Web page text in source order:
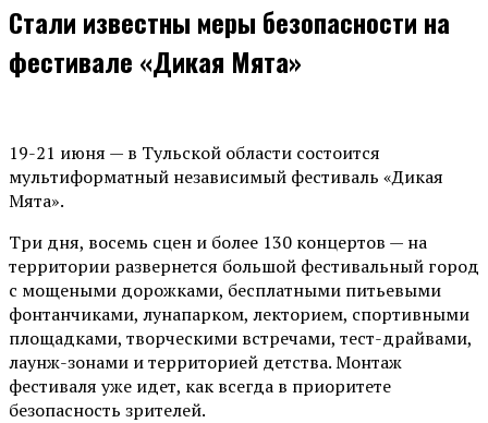
Стали известны меры безопасности на
фестивале «Дикая Мята»
19-21 июня — в Тульской области состоится
мультиформатный независимый фестиваль «Дикая
Мята».
Три дня, восемь сцен и более 130 концертов — на
территории развернется большой фестивальный город
с мощеными дорожками, бесплатными питьевыми
фонтанчиками, лунапарком, лекторием, спортивными
площадками, творческими встречами, тест-драйвами,
лаунж-зонами и территорией детства. Монтаж
фестиваля уже идет, как всегда в приоритете
безопасность зрителей.